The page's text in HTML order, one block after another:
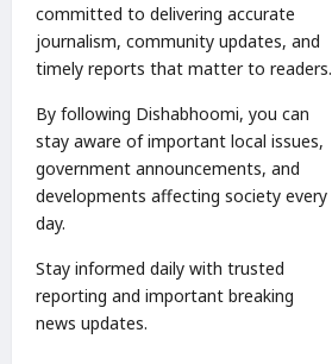
committed to delivering accurate
journalism, community updates, and
timely reports that matter to readers.
By following Dishabhoomi, you can
stay aware of important local issues,
government announcements, and
developments affecting society every
day.
Stay informed daily with trusted
reporting and important breaking
news updates.